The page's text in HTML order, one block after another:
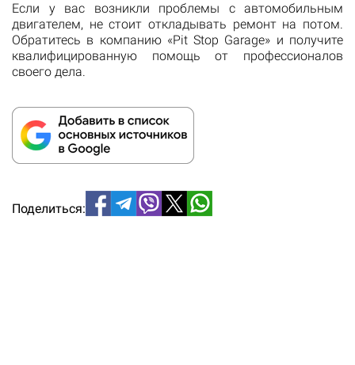
Если у вас возникли проблемы с автомобильным
двигателем, не стоит откладывать ремонт на потом.
Обратитесь в компанию «Pit Stop Garage» и получите
квалифицированную помощь от профессионалов
своего дела.
Поделиться: